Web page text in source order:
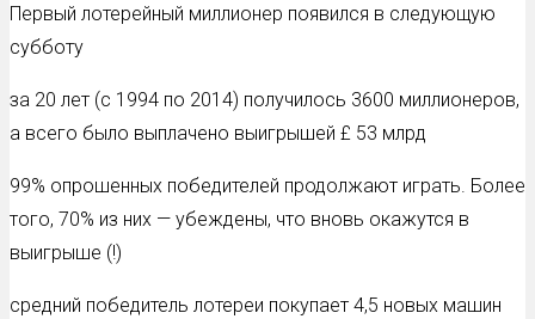
Первый лотерейный миллионер появился в следующую
субботу
за 20 лет (с 1994 по 2014) получилось 3600 миллионеров,
а всего было выплачено выигрышей £ 53 млрд
99% опрошенных победителей продолжают играть. Более
того, 70% из них — убеждены, что вновь окажутся в
выигрыше (!)
средний победитель лотереи покупает 4,5 новых машин